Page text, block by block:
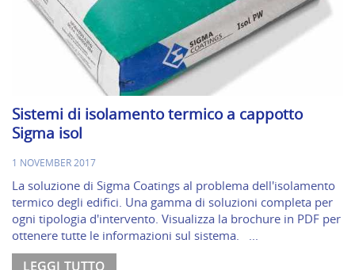
Sistemi di isolamento termico a cappotto
Sigma isol
1 NOVEMBER 2017
La soluzione di Sigma Coatings al problema dell'isolamento
termico degli edifici. Una gamma di soluzioni completa per
ogni tipologia d'intervento. Visualizza la brochure in PDF per
ottenere tutte le informazioni sul sistema. ...
LEGGI TUTTO